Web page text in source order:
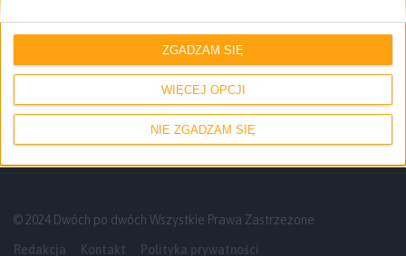
przycisk "Prywatność" na dole strony.
WIĘCEJ OPCJI
NIE ZGADZAM SIĘ
ZGADZAM SIĘ
Poradniki Gry
Jak zainstalować Heroes 3 na smartfonie
lub tablecie z Androidem?
© 2024 Dwóch po dwóch Wszystkie Prawa Zastrzeżone
Redakcja Kontakt Polityka prywatności